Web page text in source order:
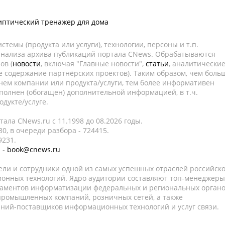
тренажер для дома
(продукта или услуги), технологии, персоны и т.п.
архива публикаций портала CNews. Обрабатываются
(новости, включая "Главные новости", статьи, аналитические
партнёрских проектов). Таким образом, чем
компании или продукта/услуги, тем более информативен
(обогащен) дополнительной информацией, в т.ч.
услуге.
CNews.ru c 11.1998 до 08.2026 годы.
в очереди разбора - 724415.
- book@cnews.ru
и сотрудники одной из самых успешных отраслей
технологий. Ядро аудитории составляют топ-
информатизации федеральных и региональных
компаний, розничных сетей, а также
поставщиков информационных технологий и услуг связи.